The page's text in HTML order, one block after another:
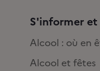
S'informer
Alcool : où en
Alcool et fêtes